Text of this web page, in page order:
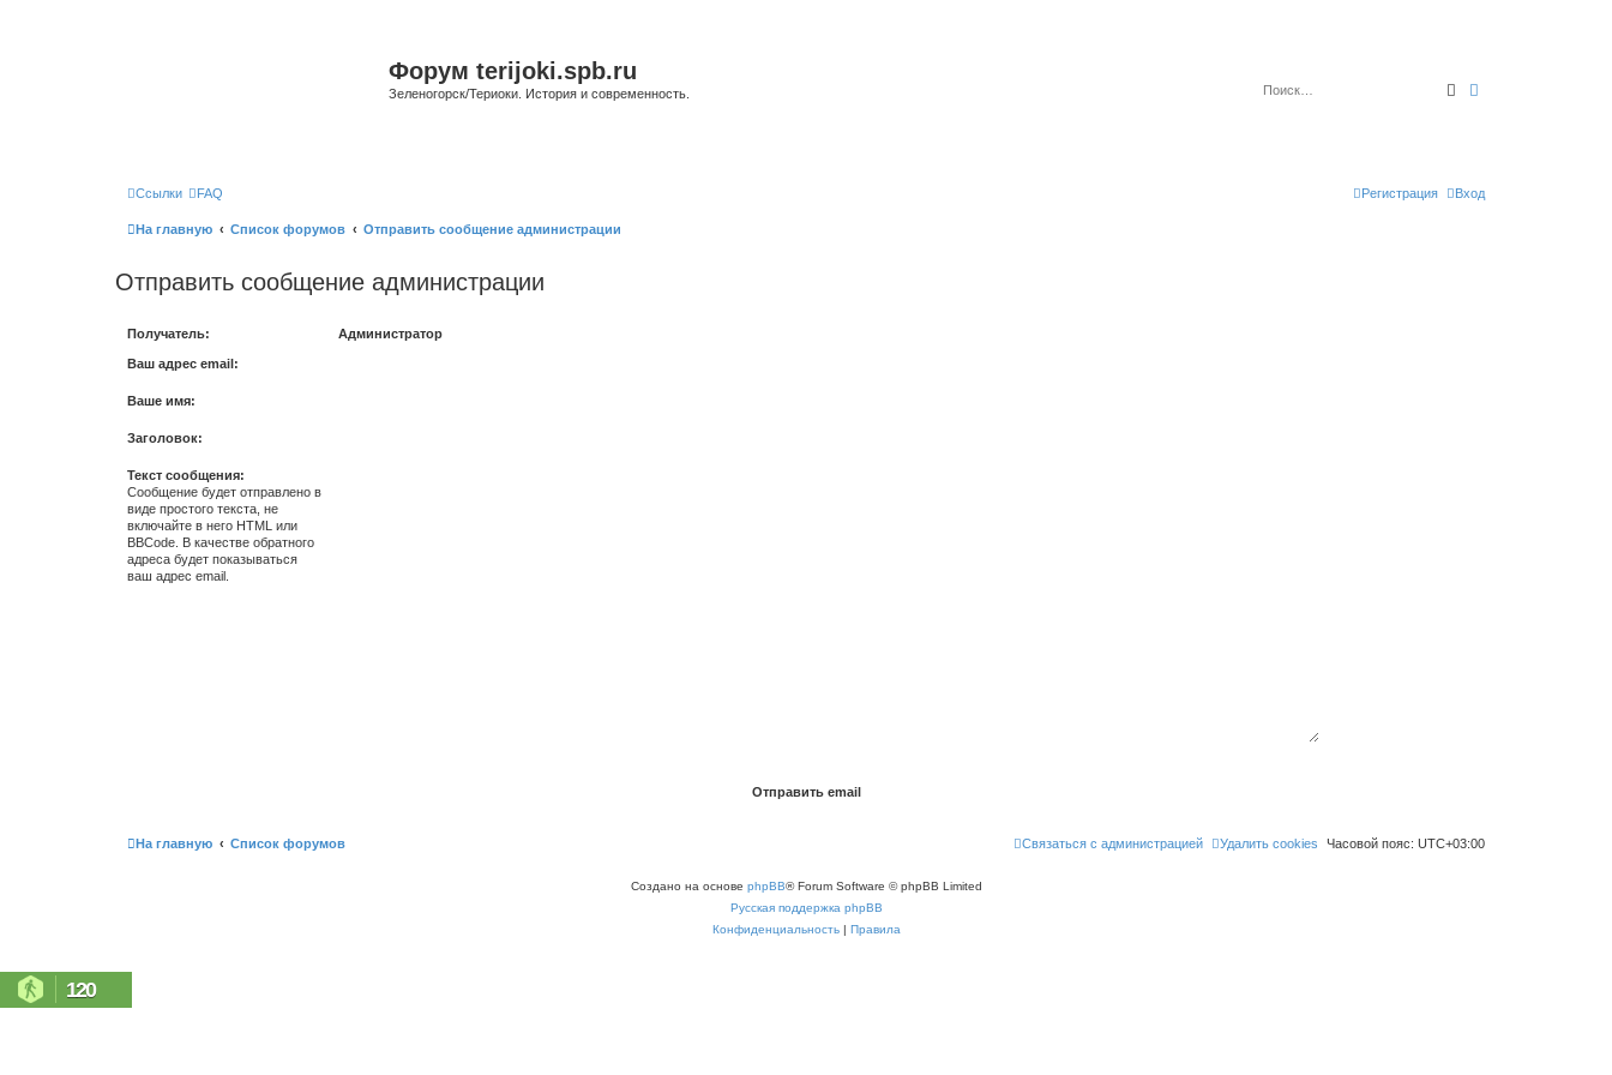
Форум terijoki.spb.ru
Зеленогорск/Териоки. История и современность. Поиск
Ссылки FAQ Вход
Регистрация
На главную Список форумов Отправить сообщение администрации
Отправить сообщение администрации
Получатель: Администратор
Ваш адрес email:
Ваше имя:
Заголовок:
Текст сообщения:
Сообщение будет отправлено в
виде простого текста, не
включайте в него HTML или
BBCode. В качестве обратного
адреса будет показываться
ваш адрес email.
На главную Список форумов Часовой пояс: UTC+03:00
Удалить cookies
Связаться с администрацией
Создано на основе phpBB® Forum Software © phpBB Limited
Русская поддержка phpBB
Конфиденциальность| Правила
120